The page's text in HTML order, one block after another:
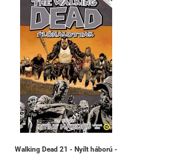
Walking Dead 21 - Nyílt háború -